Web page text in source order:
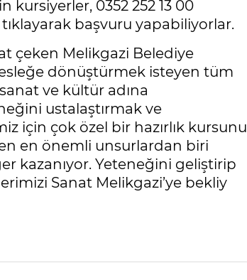
kursiyerler, 0352 252 13 00
başvuru yapabiliyorlar.
çeken Melikgazi Belediye
dönüştürmek isteyen tüm
ve kültür adına
ustalaştırmak ve
için çok özel bir hazırlık kursunu
en önemli unsurlardan biri
kazanıyor. Yeteneğini geliştirip
Sanat Melikgazi’ye bekliy